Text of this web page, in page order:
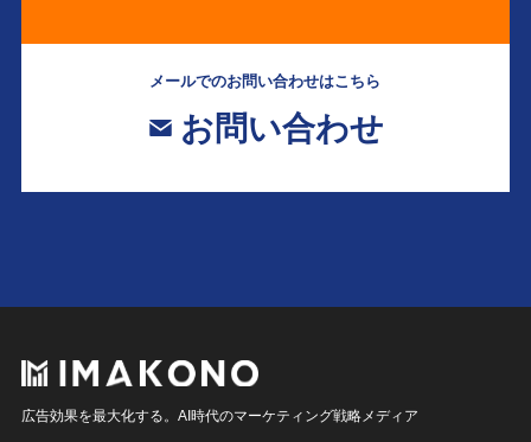
メールでのお問い合わせはこちら
お問い合わせ
広告効果を最大化する。AI時代のマーケティング戦略メディア